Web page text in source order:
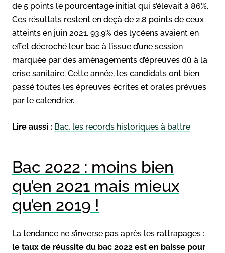
de 5 points le pourcentage initial qui s’élevait à 86%.
Ces résultats restent en deçà de 2,8 points de ceux
atteints en juin 2021. 93,9% des lycéens avaient en
effet décroché leur bac à l’issue d’une session
marquée par des aménagements d’épreuves dû à la
crise sanitaire. Cette année, les candidats ont bien
passé toutes les épreuves écrites et orales prévues
par le calendrier.
Lire aussi : Bac, les records historiques à battre
Bac 2022 : moins bien
qu’en 2021 mais mieux
qu’en 2019 !
La tendance ne s’inverse pas après les rattrapages :
le taux de réussite du bac 2022 est en baisse pour